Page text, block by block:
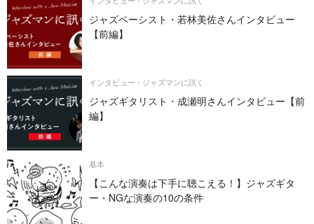
ジャズベーシスト・若林美佐さんインタビュー
【前編】
インタビュー - ジャズマンに訊く
ジャズギタリスト・成瀬明さんインタビュー【前
編】
基本
【こんな演奏は下手に聴こえる！】ジャズギタ
ー・NGな演奏の10の条件